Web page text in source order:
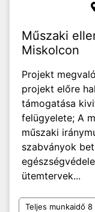
Műszaki
Miskolcon
Projekt
projekt előre
támogatása
felügyelete; A
műszaki
szabványok
ütemtervek...
Teljes munkaidő 8